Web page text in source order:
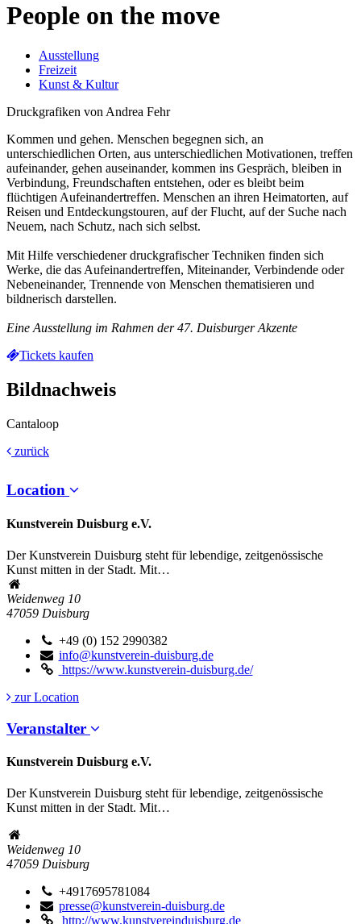
People on the move
Ausstellung
Freizeit
Kunst & Kultur
Druckgrafiken von Andrea Fehr
Kommen und gehen. Menschen begegnen sich, an
unterschiedlichen Orten, aus unterschiedlichen Motivationen, treffen
aufeinander, gehen auseinander, kommen ins Gespräch, bleiben in
Verbindung, Freundschaften entstehen, oder es bleibt beim
flüchtigen Aufeinandertreffen. Menschen an ihren Heimatorten, auf
Reisen und Entdeckungstouren, auf der Flucht, auf der Suche nach
Neuem, nach Schutz, nach sich selbst.
Mit Hilfe verschiedener druckgrafischer Techniken finden sich
Werke, die das Aufeinandertreffen, Miteinander, Verbindende oder
Nebeneinander, Trennende von Menschen thematisieren und
bildnerisch darstellen.
Eine Ausstellung im Rahmen der 47. Duisburger Akzente
Tickets kaufen
Bildnachweis
Cantaloop
zurück
Location
Kunstverein Duisburg e.V.
Der Kunstverein Duisburg steht für lebendige, zeitgenössische
Kunst mitten in der Stadt. Mit…
Weidenweg 10
47059 Duisburg
+49 (0) 152 2990382
info@kunstverein-duisburg.de
https://www.kunstverein-duisburg.de/
zur Location
Veranstalter
Kunstverein Duisburg e.V.
Der Kunstverein Duisburg steht für lebendige, zeitgenössische
Kunst mitten in der Stadt. Mit…
Weidenweg 10
47059 Duisburg
+4917695781084
presse@kunstverein-duisburg.de
http://www.kunstvereinduisburg.de